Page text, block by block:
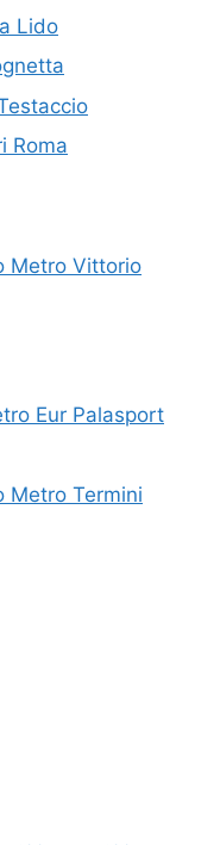
Lido
Roma
Metro Vittorio
Eur Palasport
Metro Termini